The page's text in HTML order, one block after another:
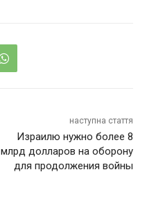
наступна стаття
Израилю нужно более 8
млрд долларов на оборону
для продолжения войны